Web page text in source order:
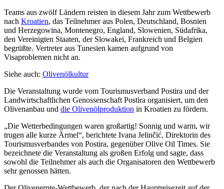
Teams aus zwölf Ländern reisten in diesem Jahr zum Wettbewerb
nach Kroatien, das Teilnehmer aus Polen, Deutschland, Bosnien
und Herzegowina, Montenegro, England, Slowenien, Südafrika,
den Vereinigten Staaten, der Slowakei, Frankreich und Belgien
begrüßte. Vertreter aus Tunesien kamen aufgrund von
Visaproblemen nicht an.
Siehe auch: Olivenölkultur
Die Veranstaltung wurde vom Tourismusverband Postira und der
Landwirtschaftlichen Genossenschaft Postira organisiert, um den
Olivenanbau und die Olivenölproduktion in Kroatien zu fördern.
„Die Wetterbedingungen waren großartig! Sonnig und warm, wir
trugen alle kurze Ärmel“, berichtete Ivana Jelinčić, Direktorin des
Tourismusverbandes von Postira, gegenüber Olive Oil Times. Sie
bezeichnete die Veranstaltung als großen Erfolg und sagte, dass
sowohl die Teilnehmer als auch die Organisatoren den Wettbewerb
sehr genossen hätten.